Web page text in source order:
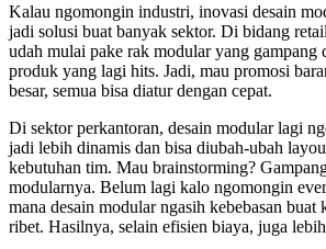
Kalau ngomongin industri, inovasi desain
jadi solusi buat banyak sektor. Di bidang
udah mulai pake rak modular yang gampang
produk yang lagi hits. Jadi, mau promosi
besar, semua bisa diatur dengan cepat.
Di sektor perkantoran, desain modular lagi
jadi lebih dinamis dan bisa diubah-ubah
kebutuhan tim. Mau brainstorming?
modularnya. Belum lagi kalo ngomongin
mana desain modular ngasih kebebasan buat
ribet. Hasilnya, selain efisien biaya, juga